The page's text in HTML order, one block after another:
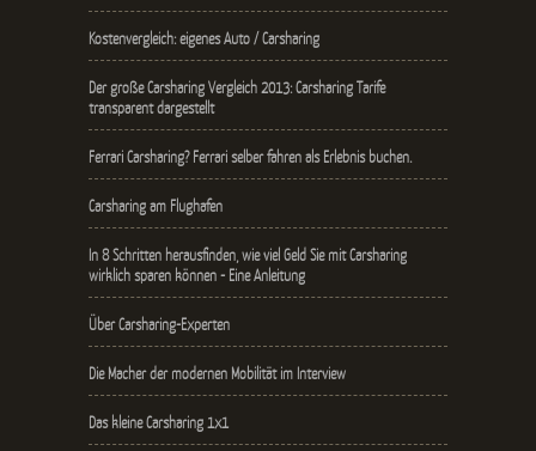
Kostenvergleich: eigenes Auto / Carsharing
Der große Carsharing Vergleich 2013: Carsharing Tarife
transparent dargestellt
Ferrari Carsharing? Ferrari selber fahren als Erlebnis buchen.
Carsharing am Flughafen
In 8 Schritten herausfinden, wie viel Geld Sie mit Carsharing
wirklich sparen können - Eine Anleitung
Über Carsharing-Experten
Die Macher der modernen Mobilität im Interview
Das kleine Carsharing 1x1